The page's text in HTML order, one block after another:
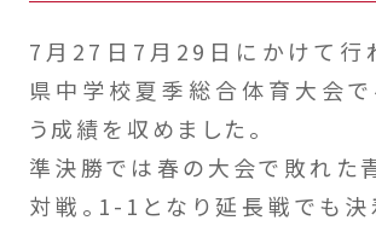
7月27日7月29日にかけて行
県中学校夏季総合体育大会で
う成績を収めました。
準決勝では春の大会で敗れた
対戦。1-1となり延長戦でも決